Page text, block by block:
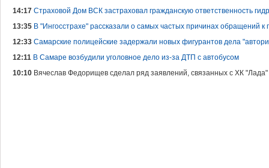
14:17 Страховой Дом ВСК застраховал гражданскую ответственность
13:35 В "Ингосстрахе" рассказали о самых частых причинах обращений к
12:33 Самарские полицейские задержали новых фигурантов дела
12:11 В Самаре возбудили уголовное дело из-за ДТП с автобусом
10:10 Вячеслав Федорищев сделал ряд заявлений, связанных с ХК "Лада"